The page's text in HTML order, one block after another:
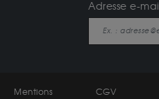
Adresse e-mail
Mentions
CGV